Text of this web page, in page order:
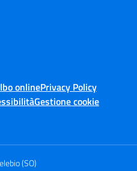
onlinePrivacy Policy
Gestione cookie
(SO)